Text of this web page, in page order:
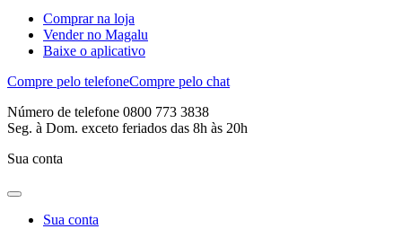
Comprar na loja
Vender no Magalu
Baixe o aplicativo
Compre pelo telefoneCompre pelo chat
Número de telefone 0800 773 3838
Seg. à Dom. exceto feriados das 8h às 20h
Sua conta
Sua conta